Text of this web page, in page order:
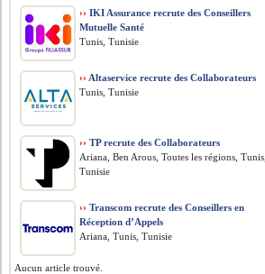
›› IKI Assurance recrute des Conseillers
Mutuelle Santé
Tunis, Tunisie
›› Altaservice recrute des Collaborateurs
Tunis, Tunisie
›› TP recrute des Collaborateurs
Ariana, Ben Arous, Toutes les régions, Tunis,
Tunisie
›› Transcom recrute des Conseillers en
Réception d’Appels
Ariana, Tunis, Tunisie
Aucun article trouvé.